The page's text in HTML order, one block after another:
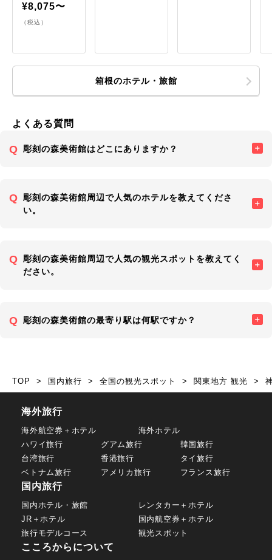
¥8,075〜
（税込）
箱根のホテル・旅館
よくある質問
彫刻の森美術館はどこにありますか？
彫刻の森美術館周辺で人気のホテルを教えてくださ
い。
彫刻の森美術館周辺で人気の観光スポットを教えてく
ださい。
彫刻の森美術館の最寄り駅は何駅ですか？
TOP 国内旅行 全国の観光スポット 関東地方 観光
海外旅行
海外航空券＋ホテル
海外ホテル
ハワイ旅行
グアム旅行
韓国旅行
台湾旅行
香港旅行
タイ旅行
ベトナム旅行
アメリカ旅行 フランス旅行
国内旅行
国内ホテル・旅館
レンタカー＋ホテル
JR＋ホテル
国内航空券＋ホテル
旅行モデルコース
観光スポット
こころからについて